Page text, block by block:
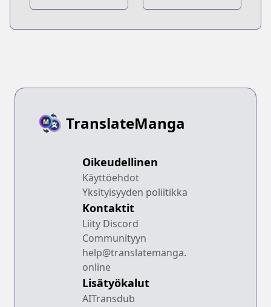
TranslateManga
Oikeudellinen
Käyttöehdot
Yksityisyyden poliitikka
Kontaktit
Liity Discord
Communityyn
help@translatemanga.
online
Lisätyökalut
AITransdub